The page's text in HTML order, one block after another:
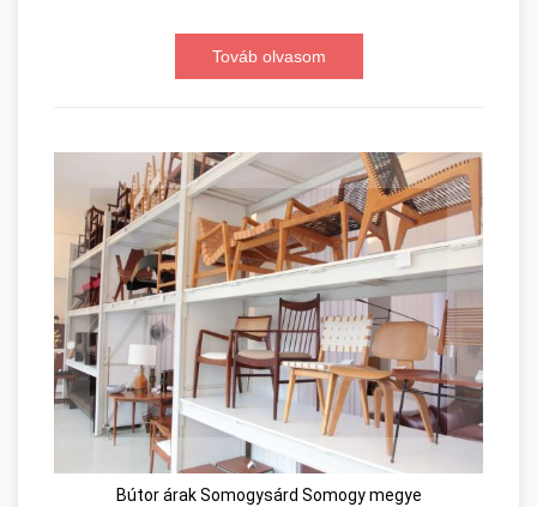
Továb olvasom
Bútor árak Somogysárd Somogy megye